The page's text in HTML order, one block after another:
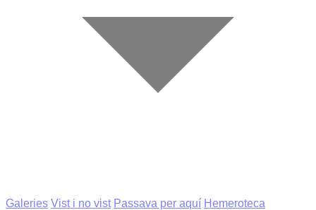
Galeries Vist i no vist Passava per aquí Hemeroteca